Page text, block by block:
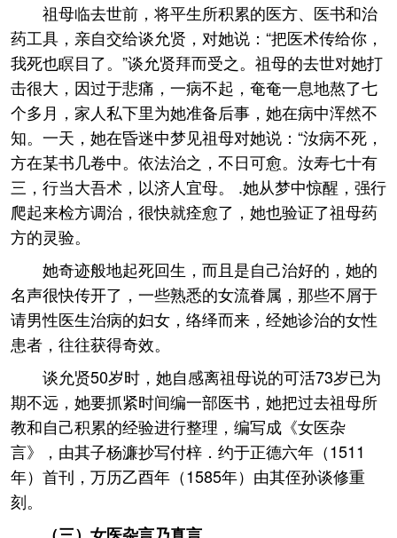
祖母临去世前，将平生所积累的医方、医书和治
药工具，亲自交给谈允贤，对她说：“把医术传给你，
我死也瞑目了。”谈允贤拜而受之。祖母的去世对她打
击很大，因过于悲痛，一病不起，奄奄一息地熬了七
个多月，家人私下里为她准备后事，她在病中浑然不
知。一天，她在昏迷中梦见祖母对她说：“汝病不死，
方在某书几卷中。依法治之，不日可愈。汝寿七十有
三，行当大吾术，以济人宜母。 .她从梦中惊醒，强行
爬起来检方调治，很快就痊愈了，她也验证了祖母药
方的灵验。
她奇迹般地起死回生，而且是自己治好的，她的
名声很快传开了，一些熟悉的女流眷属，那些不屑于
请男性医生治病的妇女，络绎而来，经她诊治的女性
患者，往往获得奇效。
谈允贤50岁时，她自感离祖母说的可活73岁已为
期不远，她要抓紧时间编一部医书，她把过去祖母所
教和自己积累的经验进行整理，编写成《女医杂
言》，由其子杨濂抄写付梓．约于正德六年（1511
年）首刊，万历乙酉年（1585年）由其侄孙谈修重
刻。